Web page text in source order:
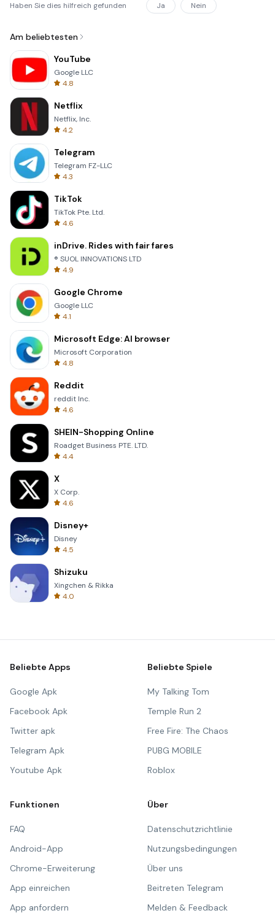
Haben Sie dies hilfreich gefunden Ja Nein
Am beliebtesten
YouTube
Google LLC
4.8
Netflix
Netflix, Inc.
4.2
Telegram
Telegram FZ-LLC
4.3
TikTok
TikTok Pte. Ltd.
4.6
inDrive. Rides with fair fares
® SUOL INNOVATIONS LTD
4.9
Google Chrome
Google LLC
4.1
Microsoft Edge: AI browser
Microsoft Corporation
4.8
Reddit
reddit Inc.
4.6
SHEIN-Shopping Online
Roadget Business PTE. LTD.
4.4
X
X Corp.
4.6
Disney+
Disney
4.5
Shizuku
Xingchen & Rikka
4.0
Beliebte Apps
Google Apk
Facebook Apk
Twitter apk
Telegram Apk
Youtube Apk
Beliebte Spiele
My Talking Tom
Temple Run 2
Free Fire: The Chaos
PUBG MOBILE
Roblox
Funktionen
FAQ
Android-App
Chrome-Erweiterung
App einreichen
App anfordern
Über
Datenschutzrichtlinie
Nutzungsbedingungen
Über uns
Beitreten Telegram
Melden & Feedback